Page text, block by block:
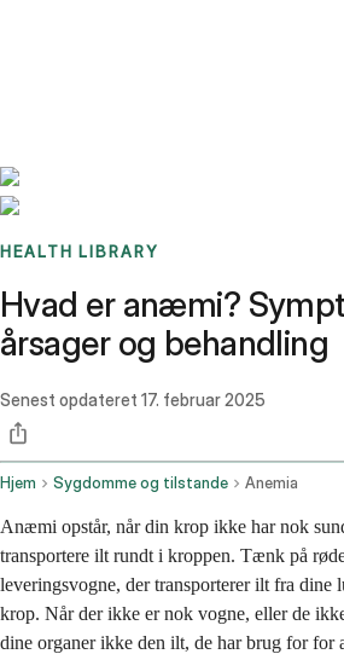
HEALTH LIBRARY
Hvad er anæmi?
årsager og behandling
Senest opdateret 17. februar 2025
Hjem Sygdomme og tilstande Anemia
Anæmi opstår, når din krop ikke har nok
transportere ilt rundt i kroppen. Tænk på
leveringsvogne, der transporterer ilt fra dine
krop. Når der ikke er nok vogne, eller de
dine organer ikke den ilt, de har brug for for